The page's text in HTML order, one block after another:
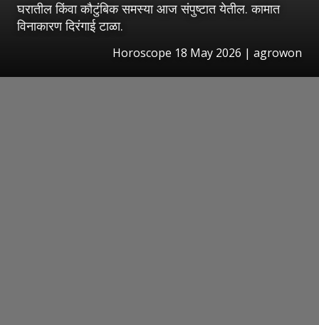
घरातील किंवा कौटुंबिक समस्या आज संपुष्टात येतील. कामात
विनाकारण दिरंगाई टाळा.
Horoscope 18 May 2026 | agrowon